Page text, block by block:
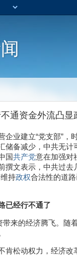
通资金外流凸
企业建立“党支部”，
储备减少，中共无计
国共产党意在加强对
撰文表示，中共过
持政权合法性的道
已经行不通了
带来的经济腾飞。随
肯松动权力，经济